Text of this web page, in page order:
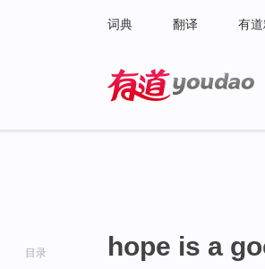
词典 翻译 有
目录 hope is a